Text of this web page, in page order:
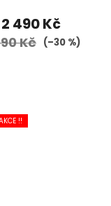
2 490 Kč
Kč (–30 %)
!!